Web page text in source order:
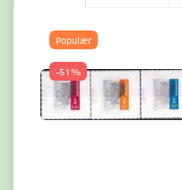
Populær
-51%